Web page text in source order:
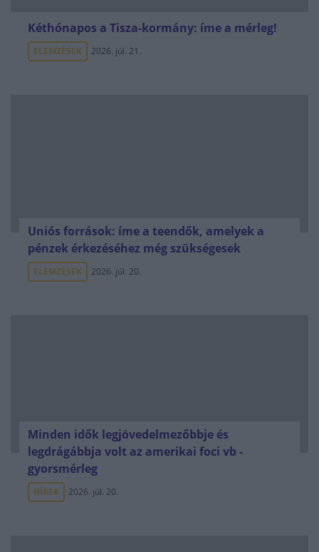
Kéthónapos a Tisza-kormány: íme a mérleg!
ELEMZÉSEK 2026. júl. 21.
Uniós források: íme a teendők, amelyek a
pénzek érkezéséhez még szükségesek
ELEMZÉSEK 2026. júl. 20.
Minden idők legjövedelmezőbbje és
legdrágábbja volt az amerikai foci vb -
gyorsmérleg
HÍREK 2026. júl. 20.